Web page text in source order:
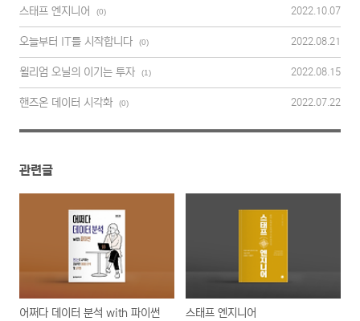
스태프 엔지니어 (0) 2022.10.07
오늘부터 IT를 시작합니다 (0) 2022.08.21
윌리엄 오닐의 이기는 투자 (1) 2022.08.15
핸즈온 데이터 시각화 (0) 2022.07.22
관련글
어쩌다 데이터 분석 with 파이썬 스태프 엔지니어